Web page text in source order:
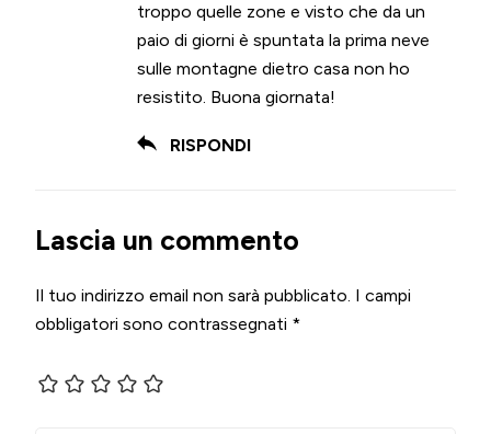
troppo quelle zone e visto che da un
paio di giorni è spuntata la prima neve
sulle montagne dietro casa non ho
resistito. Buona giornata!
RISPONDI
Lascia un commento
Il tuo indirizzo email non sarà pubblicato. I campi
obbligatori sono contrassegnati *